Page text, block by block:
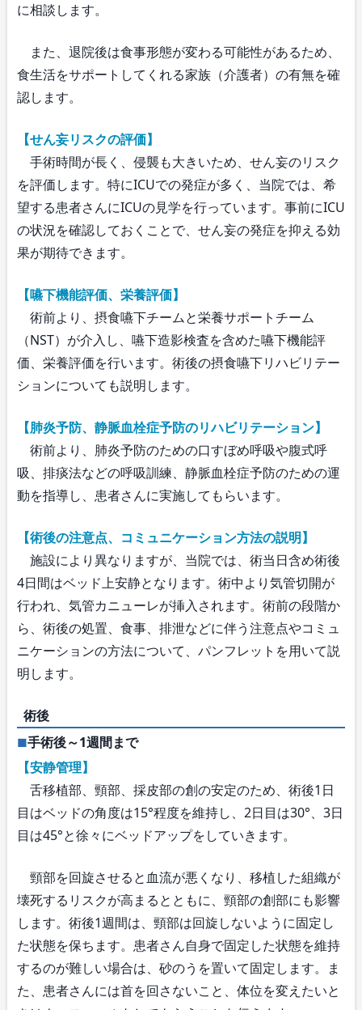
に相談します。
また、退院後は食事形態が変わる可能性があるため、
食生活をサポートしてくれる家族（介護者）の有無を確
認します。
【せん妄リスクの評価】
手術時間が長く、侵襲も大きいため、せん妄のリスク
を評価します。特にICUでの発症が多く、当院では、希
望する患者さんにICUの見学を行っています。事前にICU
の状況を確認しておくことで、せん妄の発症を抑える効
果が期待できます。
【嚥下機能評価、栄養評価】
術前より、摂食嚥下チームと栄養サポートチーム
（NST）が介入し、嚥下造影検査を含めた嚥下機能評
価、栄養評価を行います。術後の摂食嚥下リハビリテー
ションについても説明します。
【肺炎予防、静脈血栓症予防のリハビリテーション】
術前より、肺炎予防のための口すぼめ呼吸や腹式呼
吸、排痰法などの呼吸訓練、静脈血栓症予防のための運
動を指導し、患者さんに実施してもらいます。
【術後の注意点、コミュニケーション方法の説明】
施設により異なりますが、当院では、術当日含め術後
4日間はベッド上安静となります。術中より気管切開が
行われ、気管カニューレが挿入されます。術前の段階か
ら、術後の処置、食事、排泄などに伴う注意点やコミュ
ニケーションの方法について、パンフレットを用いて説
明します。
術後
手術後～1週間まで
【安静管理】
舌移植部、頸部、採皮部の創の安定のため、術後1日
目はベッドの角度は15°程度を維持し、2日目は30°、3日
目は45°と徐々にベッドアップをしていきます。
頸部を回旋させると血流が悪くなり、移植した組織が
壊死するリスクが高まるとともに、頸部の創部にも影響
します。術後1週間は、頸部は回旋しないように固定し
た状態を保ちます。患者さん自身で固定した状態を維持
するのが難しい場合は、砂のうを置いて固定します。ま
た、患者さんには首を回さないこと、体位を変えたいと